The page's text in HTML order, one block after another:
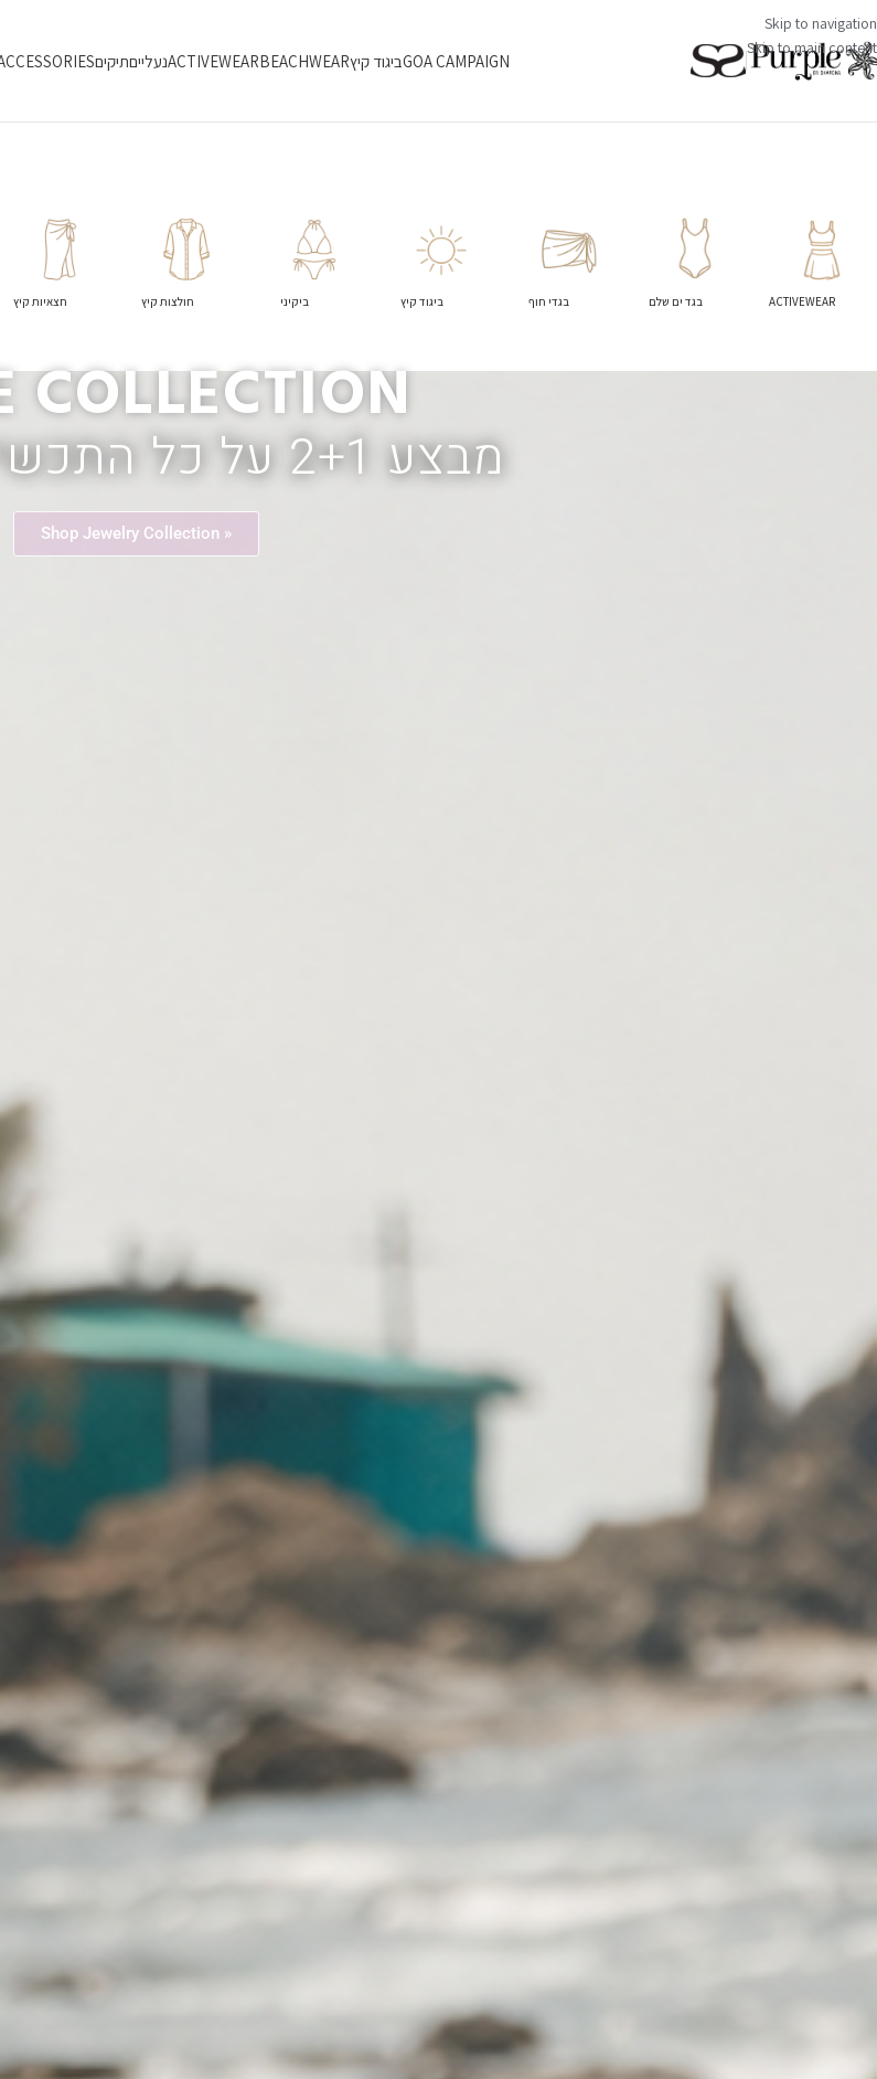
Skip to navigation
Skip to main content
GOA CAMPAIGNביגוד קיץBEACHWEAR
ACTIVEWEARנעלייםתיקים
ACTIVEWEAR בגד ים שלם בגדי חוף ביגוד קיץ ביקיני חולצות קיץ חצאיות קיץ
COLLECTIONמבצע 2+1 על כל התכשיטים באתר!
« Shop Jewelry Collection